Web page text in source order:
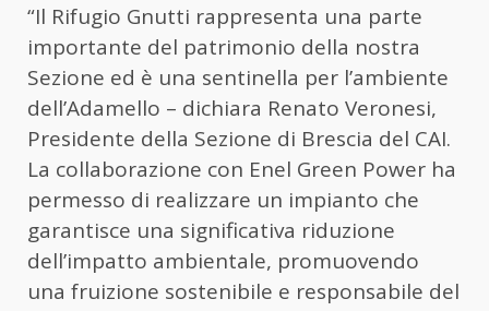
“Il Rifugio Gnutti rappresenta una parte
importante del patrimonio della nostra
Sezione ed è una sentinella per l’ambiente
dell’Adamello – dichiara Renato Veronesi,
Presidente della Sezione di Brescia del CAI.
La collaborazione con Enel Green Power ha
permesso di realizzare un impianto che
garantisce una significativa riduzione
dell’impatto ambientale, promuovendo
una fruizione sostenibile e responsabile del